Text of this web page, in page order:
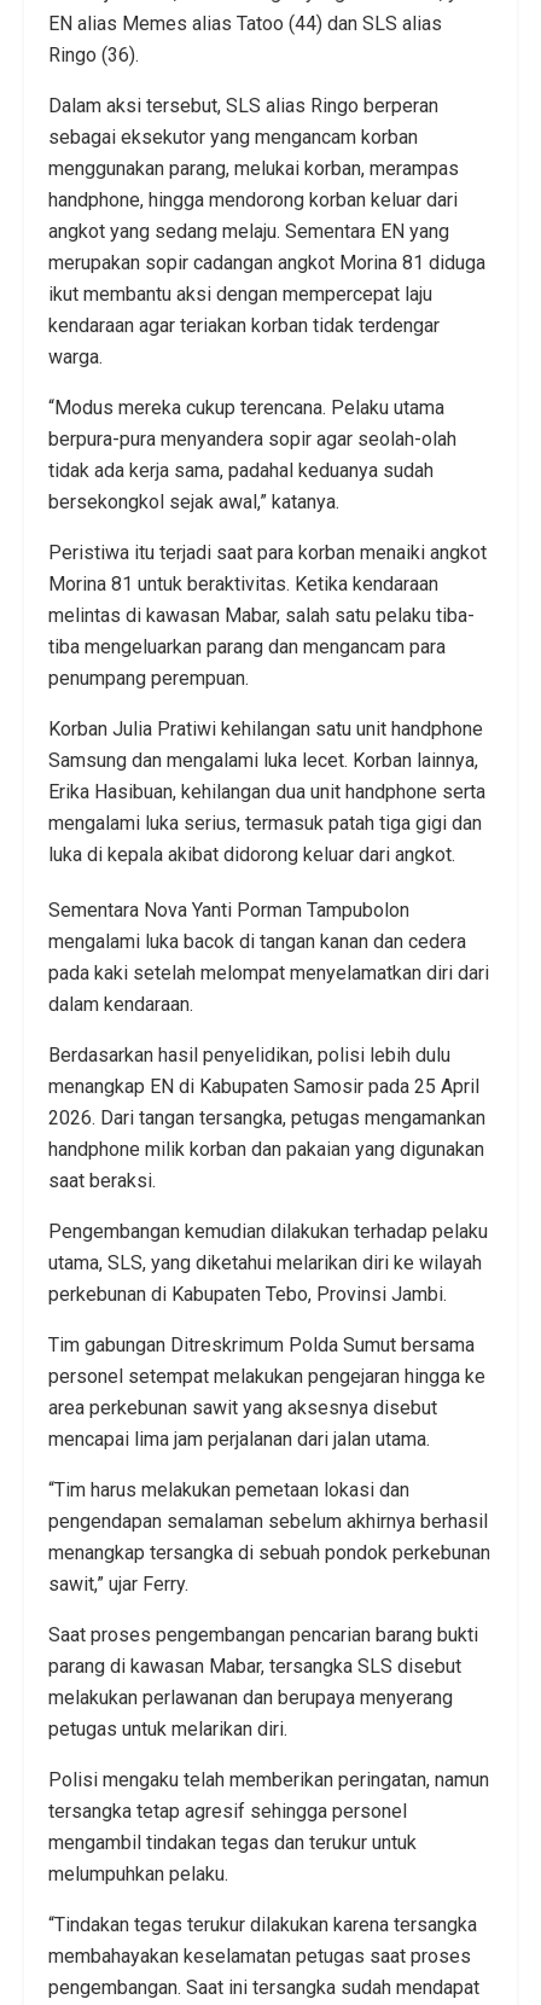
EN alias Memes alias Tatoo (44) dan SLS alias
Ringo (36).
Dalam aksi tersebut, SLS alias Ringo berperan
sebagai eksekutor yang mengancam korban
menggunakan parang, melukai korban, merampas
handphone, hingga mendorong korban keluar dari
angkot yang sedang melaju. Sementara EN yang
merupakan sopir cadangan angkot Morina 81 diduga
ikut membantu aksi dengan mempercepat laju
kendaraan agar teriakan korban tidak terdengar
warga.
“Modus mereka cukup terencana. Pelaku utama
berpura-pura menyandera sopir agar seolah-olah
tidak ada kerja sama, padahal keduanya sudah
bersekongkol sejak awal,” katanya.
Peristiwa itu terjadi saat para korban menaiki angkot
Morina 81 untuk beraktivitas. Ketika kendaraan
melintas di kawasan Mabar, salah satu pelaku tiba-
tiba mengeluarkan parang dan mengancam para
penumpang perempuan.
Korban Julia Pratiwi kehilangan satu unit handphone
Samsung dan mengalami luka lecet. Korban lainnya,
Erika Hasibuan, kehilangan dua unit handphone serta
mengalami luka serius, termasuk patah tiga gigi dan
luka di kepala akibat didorong keluar dari angkot.
Sementara Nova Yanti Porman Tampubolon
mengalami luka bacok di tangan kanan dan cedera
pada kaki setelah melompat menyelamatkan diri dari
dalam kendaraan.
Berdasarkan hasil penyelidikan, polisi lebih dulu
menangkap EN di Kabupaten Samosir pada 25 April
2026. Dari tangan tersangka, petugas mengamankan
handphone milik korban dan pakaian yang digunakan
saat beraksi.
Pengembangan kemudian dilakukan terhadap pelaku
utama, SLS, yang diketahui melarikan diri ke wilayah
perkebunan di Kabupaten Tebo, Provinsi Jambi.
Tim gabungan Ditreskrimum Polda Sumut bersama
personel setempat melakukan pengejaran hingga ke
area perkebunan sawit yang aksesnya disebut
mencapai lima jam perjalanan dari jalan utama.
“Tim harus melakukan pemetaan lokasi dan
pengendapan semalaman sebelum akhirnya berhasil
menangkap tersangka di sebuah pondok perkebunan
sawit,” ujar Ferry.
Saat proses pengembangan pencarian barang bukti
parang di kawasan Mabar, tersangka SLS disebut
melakukan perlawanan dan berupaya menyerang
petugas untuk melarikan diri.
Polisi mengaku telah memberikan peringatan, namun
tersangka tetap agresif sehingga personel
mengambil tindakan tegas dan terukur untuk
melumpuhkan pelaku.
“Tindakan tegas terukur dilakukan karena tersangka
membahayakan keselamatan petugas saat proses
pengembangan. Saat ini tersangka sudah mendapat